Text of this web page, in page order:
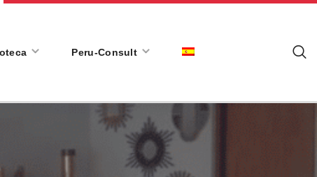
Peru-Consult